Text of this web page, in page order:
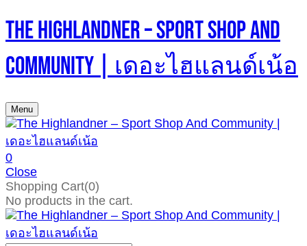
The Highlandner – Sport Shop And
Community | เดอะไฮแลนด์เน้อ
Menu
0
Close
Shopping Cart(0)
No products in the cart.